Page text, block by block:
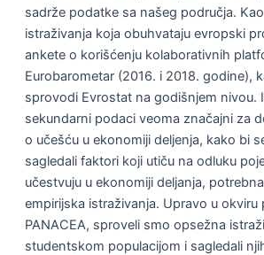
sadrže podatke sa našeg područja.
istraživanja koja obuhvataju evropski
ankete o korišćenju kolaborativnih
Eurobarometar (2016. i 2018. godine),
sprovodi Evrostat na godišnjem nivou.
sekundarni podaci veoma značajni za
o učešću u ekonomiji deljenja, kako bi
sagledali faktori koji utiču na odluku
učestvuju u ekonomiji deljanja,
empirijska istraživanja. Upravo u okviru
PANACEA, sproveli smo opsežna
studentskom populacijom i sagledali